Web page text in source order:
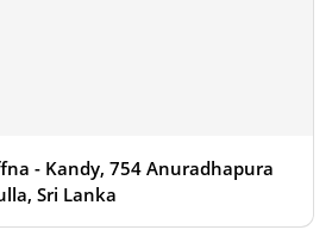
- Kandy, 754 Anuradhapura
Sri Lanka